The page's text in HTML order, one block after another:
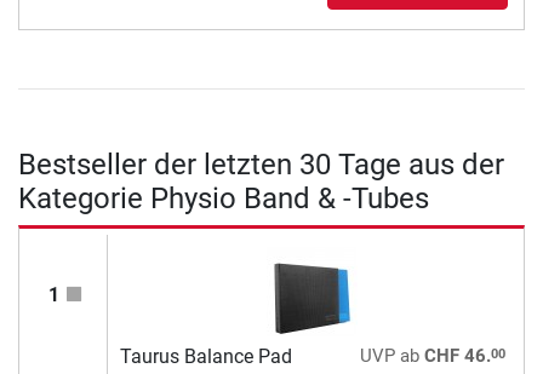
Bestseller der letzten 30 Tage aus der
Kategorie Physio Band & -Tubes
1
Taurus Balance Pad UVPab CHF 46.00